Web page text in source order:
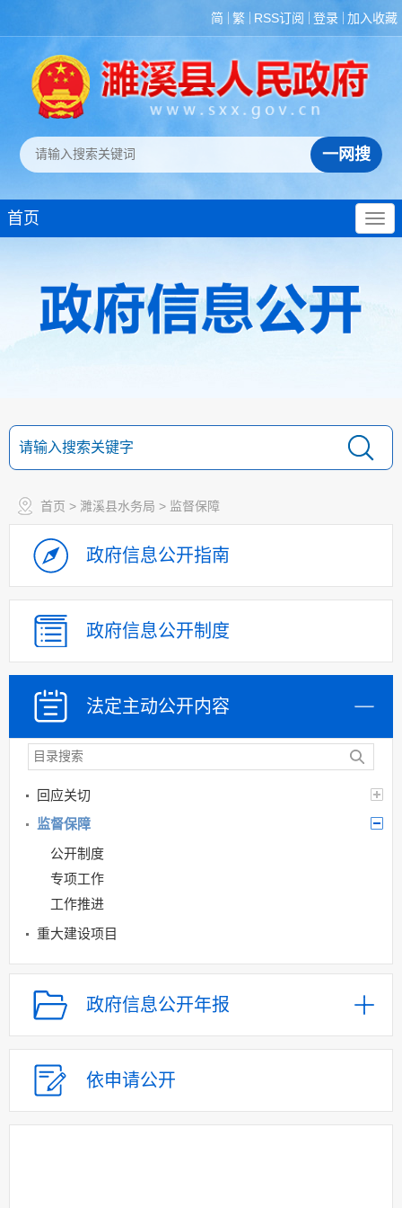
简 繁 RSS订阅 登录 加入收藏
首页
首页 > 濉溪县水务局 > 监督保障
政府信息公开指南
政府信息公开制度
法定主动公开内容
重大决策预公开
规划计划
机构设置
人事信息
应急管理
权责清单和动态调
整情况
行政权力运行
网上政务服务
招标采购
新闻发布
上级政策解读
本级政策解读
回应关切
监督保障
公开制度
专项工作
工作推进
重大建设项目
扶贫
“三大”攻坚战
政府信息公开年报
依申请公开